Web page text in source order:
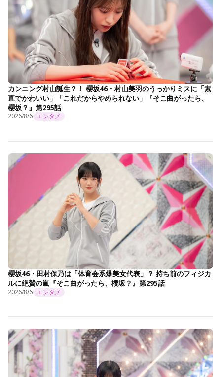
カンニング村山誕生？！ 櫻坂46・村山美羽のうっかりミスに「素
直でかわいい」「これだからやめられない」『そこ曲がったら、
櫻坂？』第295話
2026/8/6 エンタメ
櫻坂46・田村保乃は「体育会系爆美女代表」？ 持ち前のフィジカ
ルに絶賛の嵐『そこ曲がったら、櫻坂？』第295話
2026/8/6 エンタメ